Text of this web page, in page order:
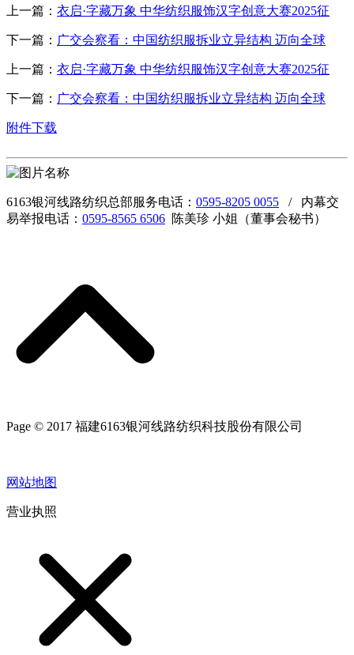
上一篇： 衣启·字藏万象 中华纺织服饰汉字创意大赛2025征
下一篇： 广交会察看：中国纺织服拆业立异结构 迈向全球
上一篇： 衣启·字藏万象 中华纺织服饰汉字创意大赛2025征
下一篇： 广交会察看：中国纺织服拆业立异结构 迈向全球
附件下载
6163银河线路纺织总部服务电话： 0595-8205 0055 / 内幕交
易举报电话： 0595-8565 6506 陈美珍 小姐（董事会秘书）
Page © 2017 福建6163银河线路纺织科技股份有限公司
网站地图
营业执照